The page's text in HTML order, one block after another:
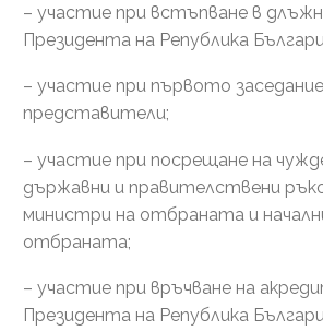
– участие при встъпване в
Президента на Република
– участие при първото
представители;
– участие при посрещане на
държавни и правителствени
министри на отбраната и
отбраната;
– участие при връчване на
Президента на Република